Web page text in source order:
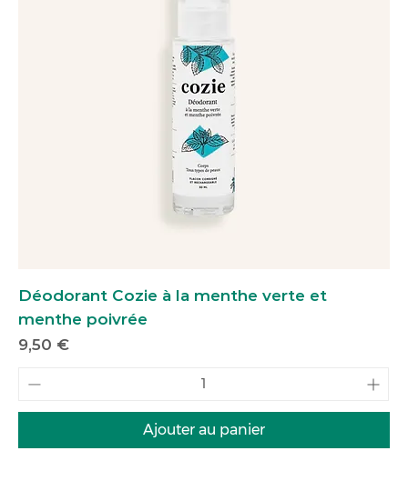
Déodorant Cozie à la menthe verte et
menthe poivrée
Prix
9,50 €
Ajouter au panier